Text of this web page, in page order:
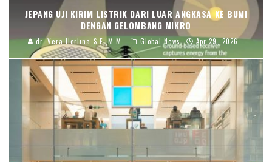
JEPANG UJI KIRIM LISTRIK DARI LUAR ANGKASA KE BUMI
DENGAN GELOMBANG MIKRO
dr. Vera Herlina,S.E.,M.M. Global News Apr 29, 2026